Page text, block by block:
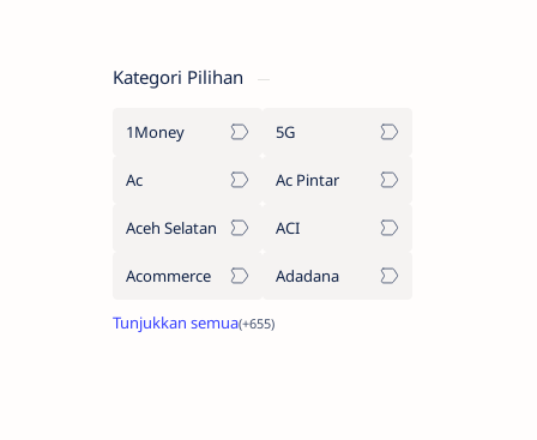
Kategori Pilihan
1Money 5G
Ac Ac Pintar
Aceh Selatan ACI
Acommerce Adadana